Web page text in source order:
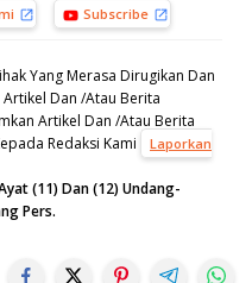
Subscribe
Yang Merasa Dirugikan Dan
Dan /Atau Berita
Artikel Dan /Atau Berita
Redaksi Kami
Laporkan
(11) Dan (12) Undang-
Pers.